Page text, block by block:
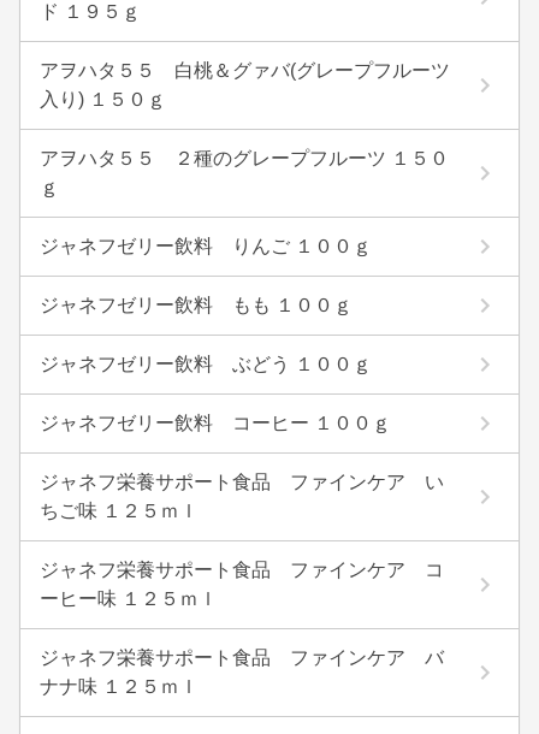
ド １９５ｇ
アヲハタ５５ 白桃＆グァバ(グレープフルーツ
入り) １５０ｇ
アヲハタ５５ ２種のグレープフルーツ １５０
ｇ
ジャネフゼリー飲料 りんご １００ｇ
ジャネフゼリー飲料 もも １００ｇ
ジャネフゼリー飲料 ぶどう １００ｇ
ジャネフゼリー飲料 コーヒー １００ｇ
ジャネフ栄養サポート食品 ファインケア い
ちご味 １２５ｍｌ
ジャネフ栄養サポート食品 ファインケア コ
ーヒー味 １２５ｍｌ
ジャネフ栄養サポート食品 ファインケア バ
ナナ味 １２５ｍｌ